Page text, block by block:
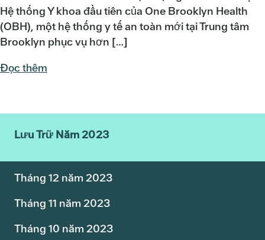
Hệ thống Y khoa đầu tiên của One Brooklyn Health
(OBH), một hệ thống y tế an toàn mới tại Trung tâm
Brooklyn phục vụ hơn […]
Đọc thêm
Lưu Trữ Năm 2023
Tháng 12 năm 2023
Tháng 11 năm 2023
Tháng 10 năm 2023